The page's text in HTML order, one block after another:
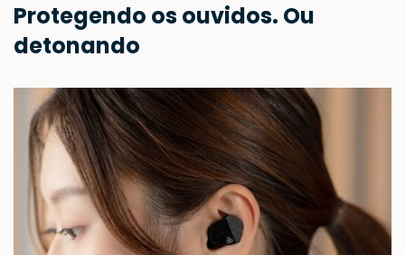
Protegendo os ouvidos. Ou
detonando